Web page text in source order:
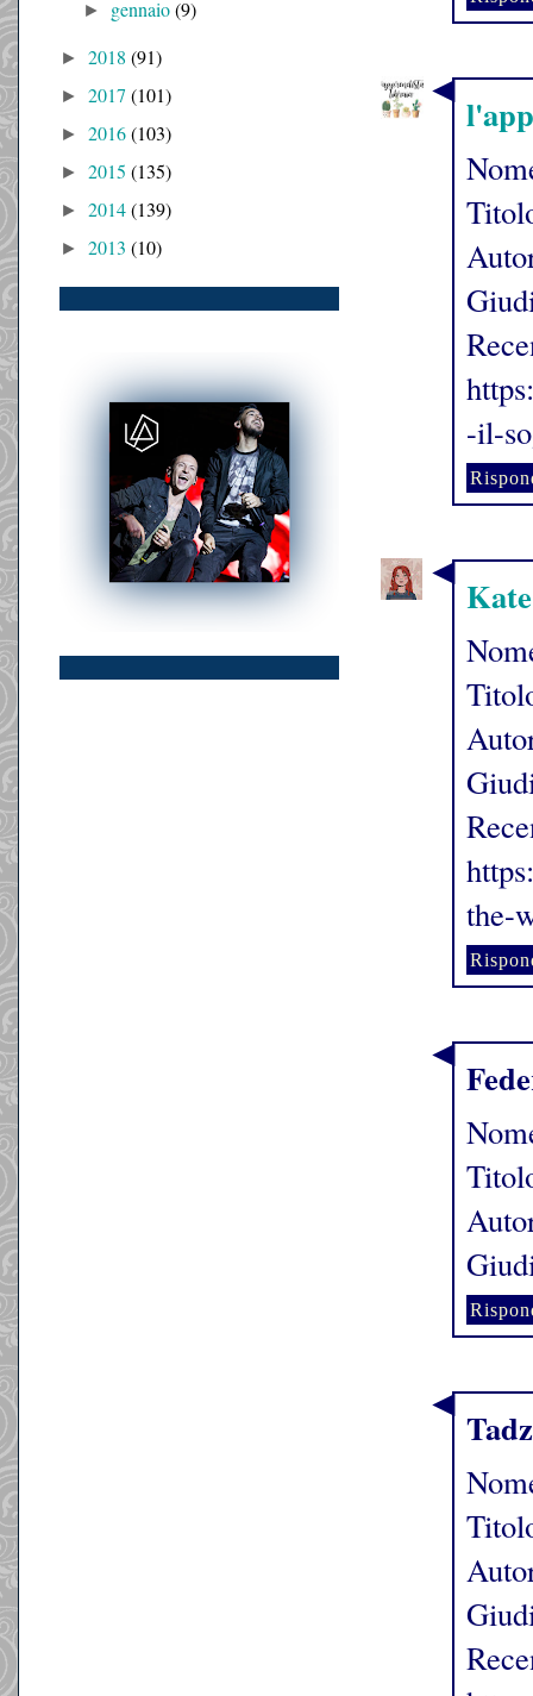
-il-
the-
► gennaio(9)
► 2018 (91)
► 2017 (101)
► 2016(103)
► 2015 (135)
► 2014(139)
► 2013 (10)